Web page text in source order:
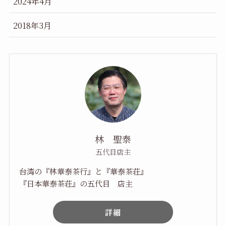
2018年3月
林 聖泰
五代目店主
台湾の『林華泰茶行』と『華泰茶荘』
『日本華泰茶荘』の五代目 店主
詳細